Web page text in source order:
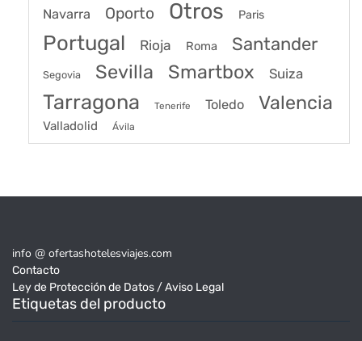
Navarra Oporto Otros Paris
Portugal Rioja Roma Santander
Segovia Sevilla Smartbox Suiza
Tarragona Tenerife Toledo Valencia
Valladolid Ávila
info @ ofertashotelesviajes.com
Contacto
Ley de Protección de Datos / Aviso Legal
Etiquetas del producto